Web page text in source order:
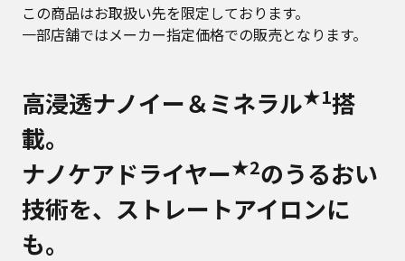
この商品はお取扱い先を限定しております。
一部店舗ではメーカー指定価格での販売となります。
高浸透ナノイー＆ミネラル★1搭
載。
ナノケアドライヤー★2のうるおい
技術を、ストレートアイロンに
も。